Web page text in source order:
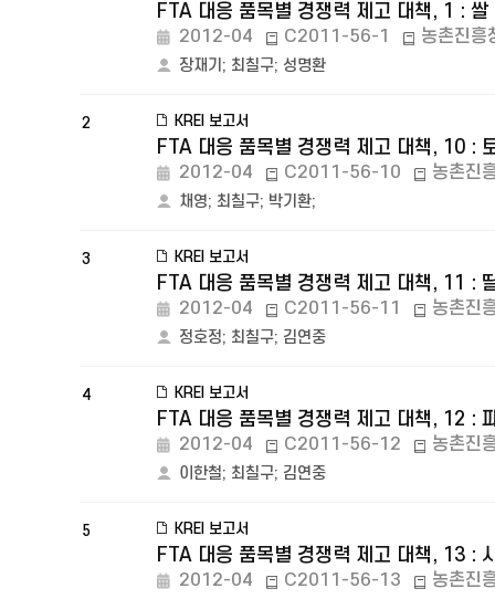
FTA 대응 품목별 경쟁력 제고 대책, 1 : 쌀
2012-04 C2011-56-1 농촌진흥
장재기 ; 최칠구; 성명환
2 KREI 보고서
FTA 대응 품목별 경쟁력 제고 대책, 10 :
2012-04 C2011-56-10 농촌진
채영; 최칠구; 박기환;
3 KREI 보고서
FTA 대응 품목별 경쟁력 제고 대책, 11 :
2012-04 C2011-56-11 농촌진
정호정; 최칠구; 김연중
4 KREI 보고서
FTA 대응 품목별 경쟁력 제고 대책, 12 :
2012-04 C2011-56-12 농촌진
이한철; 최칠구; 김연중
5 KREI 보고서
FTA 대응 품목별 경쟁력 제고 대책, 13 :
2012-04 C2011-56-13 농촌진